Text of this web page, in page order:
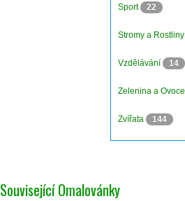
Sport 22
Stromy a Rostliny
Vzdělávání 14
Zelenina a Ovoce
Zvířata 144
Související Omalovánky